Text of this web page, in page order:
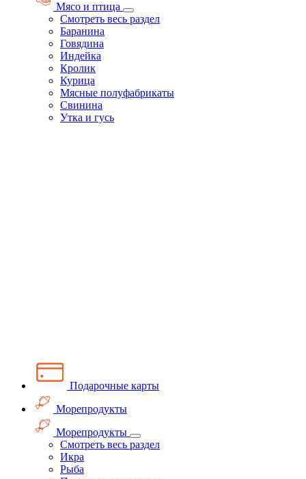
Мясо и птица
Смотреть весь раздел
Баранина
Говядина
Индейка
Кролик
Курица
Мясные полуфабрикаты
Свинина
Утка и гусь
Подарочные карты
Морепродукты
Морепродукты
Смотреть весь раздел
Икра
Рыба